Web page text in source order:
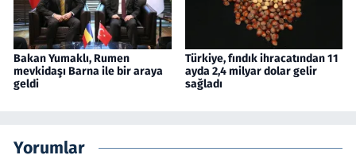
Bakan Yumaklı, Rumen
mevkidaşı Barna ile bir araya
geldi
Türkiye, fındık ihracatından 11
ayda 2,4 milyar dolar gelir
sağladı
Yorumlar